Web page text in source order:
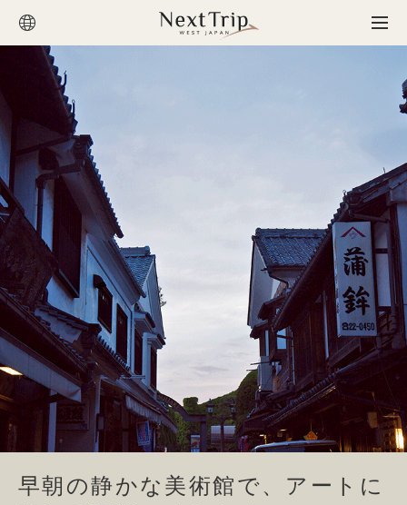
早朝の静かな美術館で、アートに